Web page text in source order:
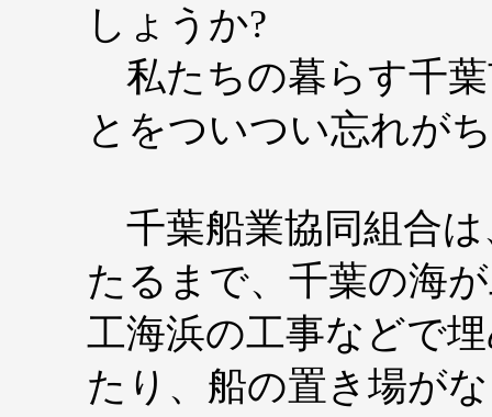
しょうか?
私たちの暮らす千
とをついつい忘れが
千葉船業協同組合は
たるまで、千葉の海
工海浜の工事などで
たり、船の置き場が